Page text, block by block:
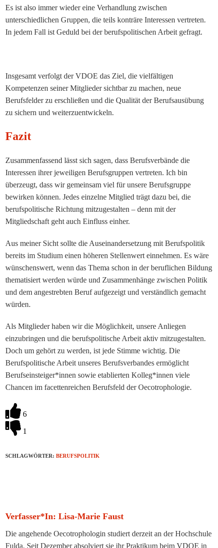
Es ist also immer wieder eine Verhandlung zwischen
unterschiedlichen Gruppen, die teils konträre Interessen vertreten.
In jedem Fall ist Geduld bei der berufspolitischen Arbeit gefragt.
Insgesamt verfolgt der VDOE das Ziel, die vielfältigen
Kompetenzen seiner Mitglieder sichtbar zu machen, neue
Berufsfelder zu erschließen und die Qualität der Berufsausübung
zu sichern und weiterzuentwickeln.
Fazit
Zusammenfassend lässt sich sagen, dass Berufsverbände die
Interessen ihrer jeweiligen Berufsgruppen vertreten. Ich bin
überzeugt, dass wir gemeinsam viel für unsere Berufsgruppe
bewirken können. Jedes einzelne Mitglied trägt dazu bei, die
berufspolitische Richtung mitzugestalten – denn mit der
Mitgliedschaft geht auch Einfluss einher.
Aus meiner Sicht sollte die Auseinandersetzung mit Berufspolitik
bereits im Studium einen höheren Stellenwert einnehmen. Es wäre
wünschenswert, wenn das Thema schon in der beruflichen Bildung
thematisiertwerdenwürde und Zusammenhänge zwischen Politik
und dem angestrebten Beruf aufgezeigt und verständlich gemacht
würden.
Als Mitglieder haben wir die Möglichkeit, unsere Anliegen
einzubringen und die berufspolitische Arbeit aktiv mitzugestalten.
Doch um gehört zu werden, ist jede Stimme wichtig. Die
Berufspolitische Arbeit unseres Berufsverbandes ermöglicht
Berufseinsteiger*innensowie etablierten Kolleg*innenviele
Chancen im facettenreichen Berufsfeld der Oecotrophologie.
6
1
SCHLAGWÖRTER:BERUFSPOLITIK
Verfasser*in: Lisa-Marie Faust
Die angehende Oecotrophologin studiert derzeit an der Hochschule
Fulda. Seit Dezember absolviert sie ihr Praktikum beim VDOE in